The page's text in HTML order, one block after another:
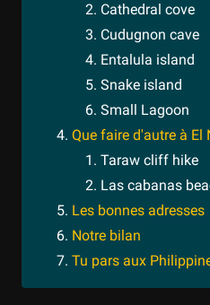
Cathedral cove
Cudugnon cave
Entalula island
Snake island
Small Lagoon
Que faire d'autre à El
Taraw cliff hike
Las cabanas
Les bonnes adresses
Notre bilan
Tu pars aux